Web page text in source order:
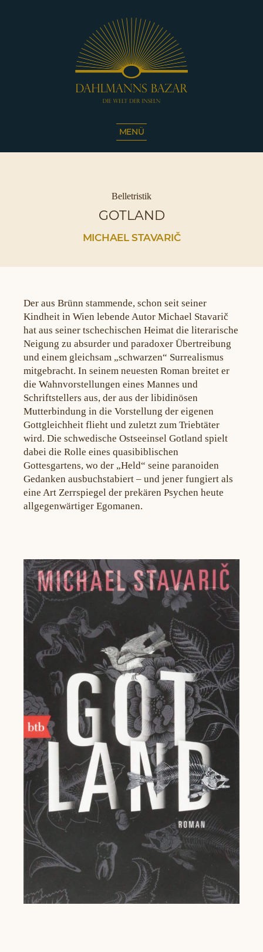
Die
Sassnitz
MENÜ
Kategorien
Belletristik
GOTLAND
MICHAEL STAVARIČ
Der aus Brünn stammende, schon seit seiner
Kindheit in Wien lebende Autor Michael Stavarič
hat aus seiner tschechischen Heimat die literarische
Neigung zu absurder und paradoxer Übertreibung
und einem gleichsam „schwarzen“ Surrealismus
mitgebracht. In seinem neuesten Roman breitet er
die Wahnvorstellungen eines Mannes und
Schriftstellers aus, der aus der libidinösen
Mutterbindung in die Vorstellung der eigenen
Gottgleichheit flieht und zuletzt zum Triebtäter
wird. Die schwedische Ostseeinsel Gotland spielt
dabei die Rolle eines quasibiblischen
Gottesgartens, wo der „Held“ seine paranoiden
Gedanken ausbuchstabiert – und jener fungiert als
eine Art Zerrspiegel der prekären Psychen heute
allgegenwärtiger Egomanen.